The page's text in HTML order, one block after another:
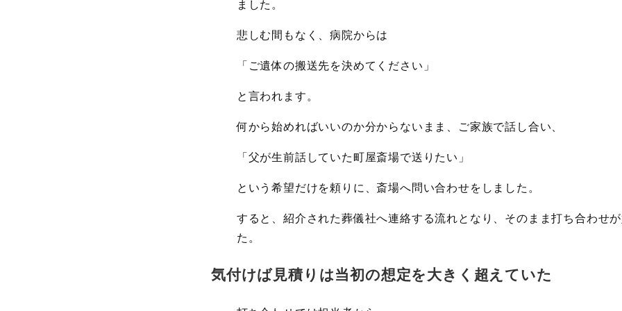
ました。
悲しむ間もなく、病院からは
「ご遺体の搬送先を決めてください」
と言われます。
何から始めればいいのか分からないまま、ご家族で話し合い、
「父が生前話していた町屋斎場で送りたい」
という希望だけを頼りに、斎場へ問い合わせをしました。
すると、紹介された葬儀社へ連絡する流れとなり、そのまま打ち合わせ
た。
気付けば見積りは当初の想定を大きく超えていた